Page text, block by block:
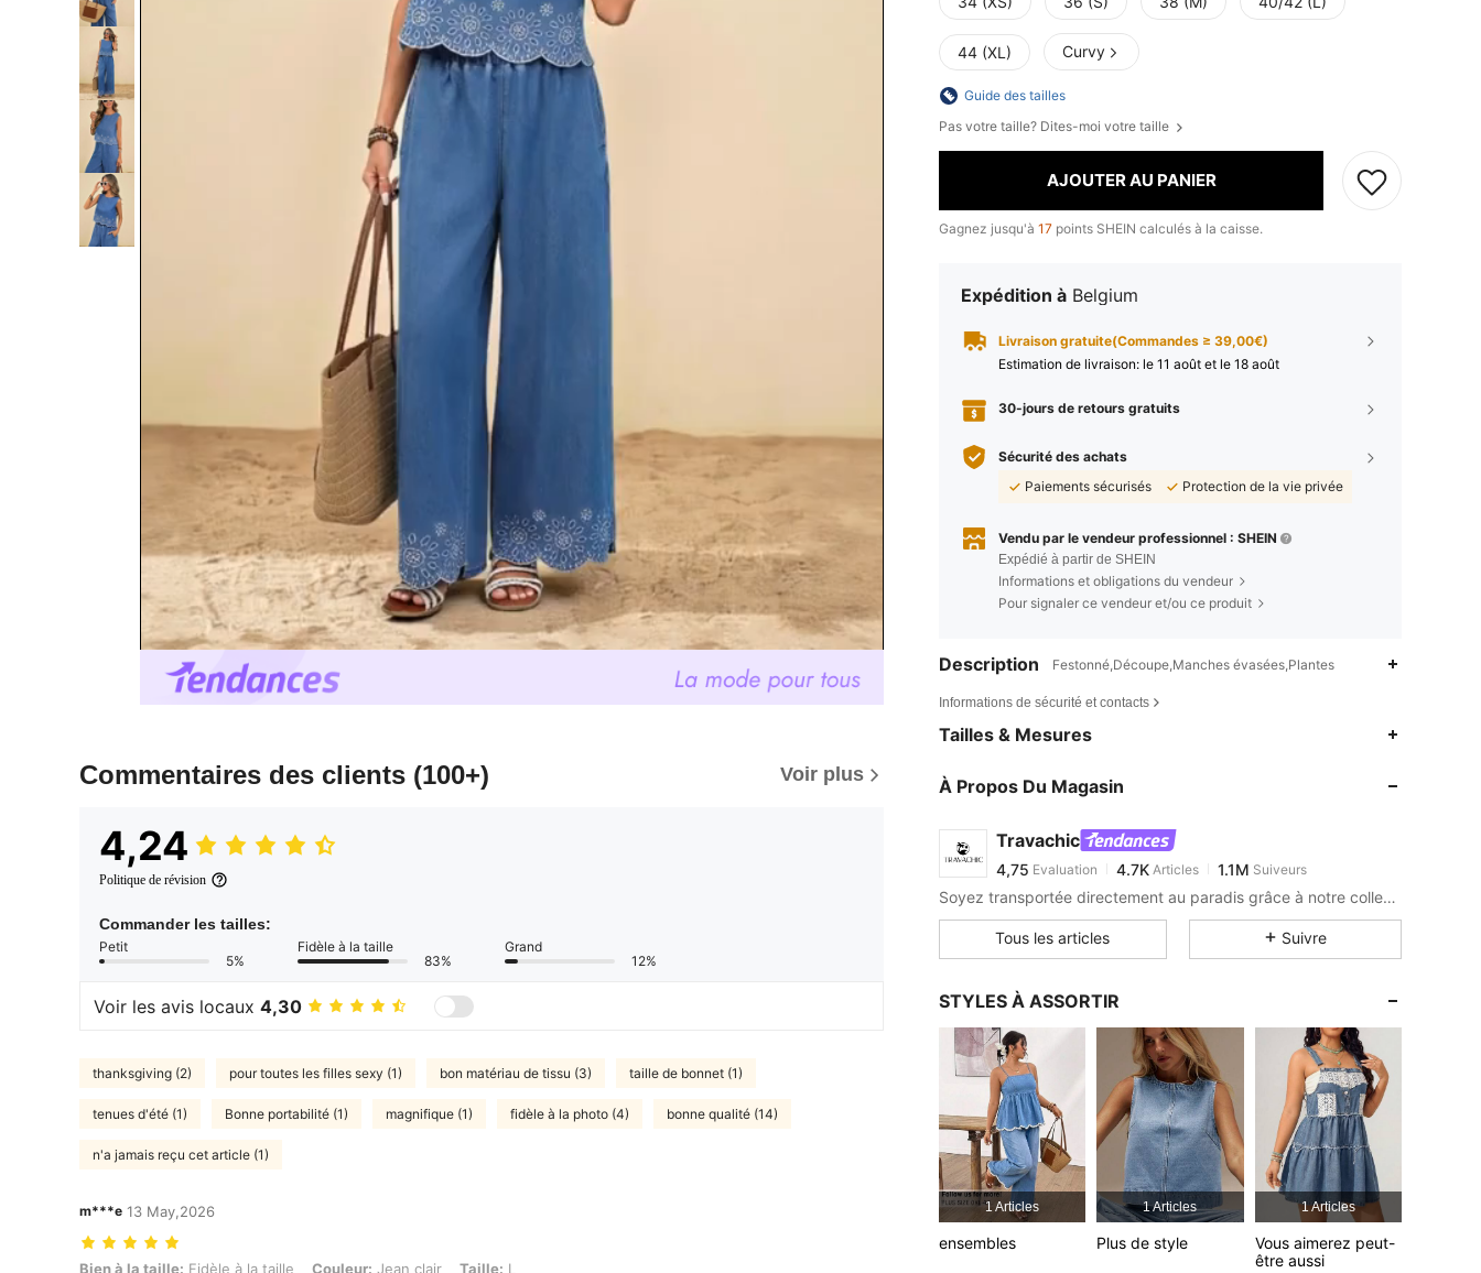
Commentaires des clients (100+) Voir plus
4,24
Politique de révision
Commander les tailles:
Petit
5%
Fidèle à la taille
83%
Grand
12%
Voir les avis locaux 4,30
thanksgiving (2) pour toutes les filles sexy (1) bon matériau de tissu (3) taille de bonnet (1)
tenues d'été (1) Bonne portabilité (1) magnifique (1) fidèle à la photo (4) bonne qualité (14)
n'a jamais reçu cet article (1)
m***e 13 May,2026
Bien à la taille: Fidèle à la taille, Couleur: Jean clair, Taille: L
Bien à la taille: Fidèle à la taille Couleur: Jean clair Taille: L
44 (XL) Curvy
Guide des tailles
Pas votre taille? Dites-moi votre taille
AJOUTER AU PANIER
Gagnez jusqu'à 17 points SHEIN calculés à la caisse.
Expédition à Belgium
Livraison gratuite(Commandes ≥ 39,00€)
Estimation de livraison: le 11 août et le 18 août
30-jours de retours gratuits
Sécurité des achats
Paiements sécurisés
Protection de la vie privée
Vendu par le vendeur professionnel : SHEIN
Expédié à partir de SHEIN
Informations et obligations du vendeur
Pour signaler ce vendeur et/ou ce produit
Description Festonné,Découpe,Manches évasées,Plantes
Informations de sécurité et contacts
Tailles & Mesures
À Propos Du Magasin
Travachic
4,75
4.7K
4,75
Evaluation 4.7KArticles
a***3est en train de naviguer
1.1M
4,75
4.7K
1.1M
4,75
Soyez transportée directement au paradis grâce à notre collection inspirée des tropiques.
Tous les articles Suivre
STYLES À ASSORTIR
1 Articles
ensembles
1 Articles
Plus de style
1 Articles
Vous aimerez peut-
être aussi